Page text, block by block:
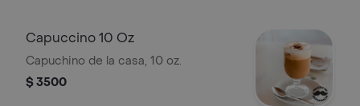
Capuccino 10 Oz
Capuchino de la casa, 10 oz.
$ 3500